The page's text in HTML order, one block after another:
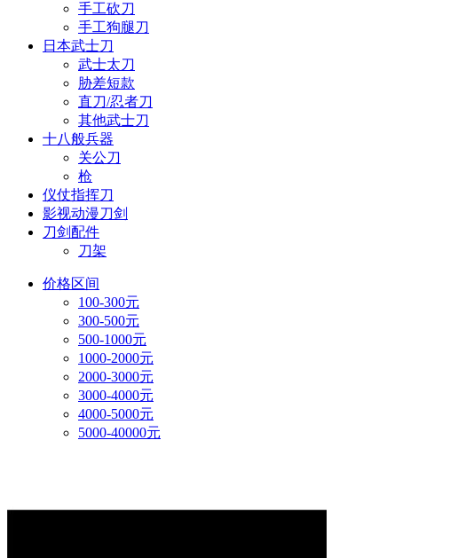
手工砍刀
手工狗腿刀
日本武士刀
武士太刀
胁差短款
直刀/忍者刀
其他武士刀
十八般兵器
关公刀
枪
仪仗指挥刀
影视动漫刀剑
刀剑配件
刀架
价格区间
100-300元
300-500元
500-1000元
1000-2000元
2000-3000元
3000-4000元
4000-5000元
5000-40000元